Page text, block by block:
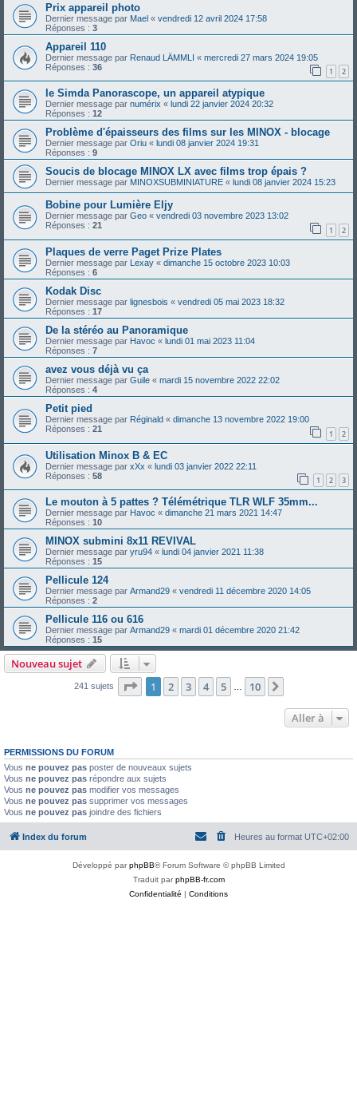
Prix appareil photo
Dernier message par Mael « vendredi 12 avril 2024 17:58
Réponses : 3
Appareil 110
Dernier message par Renaud LÄMMLI « mercredi 27 mars 2024 19:05
Réponses : 36 1 2
le Simda Panorascope, un appareil atypique
Dernier message par numérix « lundi 22 janvier 2024 20:32
Réponses : 12
Problème d'épaisseurs des films sur les MINOX - blocage
Dernier message par Oriu « lundi 08 janvier 2024 19:31
Réponses : 9
Soucis de blocage MINOX LX avec films trop épais ?
Dernier message par MINOXSUBMINIATURE « lundi 08 janvier 2024 15:23
Bobine pour Lumière Eljy
Dernier message par Geo « vendredi 03 novembre 2023 13:02
Réponses : 21 1 2
Plaques de verre Paget Prize Plates
Dernier message par Lexay « dimanche 15 octobre 2023 10:03
Réponses : 6
Kodak Disc
Dernier message par lignesbois « vendredi 05 mai 2023 18:32
Réponses : 17
De la stéréo au Panoramique
Dernier message par Havoc « lundi 01 mai 2023 11:04
Réponses : 7
avez vous déjà vu ça
Dernier message par Guile « mardi 15 novembre 2022 22:02
Réponses : 4
Petit pied
Dernier message par Réginald « dimanche 13 novembre 2022 19:00
Réponses : 21 1 2
Utilisation Minox B & EC
Dernier message par xXx « lundi 03 janvier 2022 22:11
Réponses : 58 1 2 3
Le mouton à 5 pattes ? Télémétrique TLR WLF 35mm...
Dernier message par Havoc « dimanche 21 mars 2021 14:47
Réponses : 10
MINOX submini 8x11 REVIVAL
Dernier message par yru94 « lundi 04 janvier 2021 11:38
Réponses : 15
Pellicule 124
Dernier message par Armand29 « vendredi 11 décembre 2020 14:05
Réponses : 2
Pellicule 116 ou 616
Dernier message par Armand29 « mardi 01 décembre 2020 21:42
Réponses : 15
Nouveau sujet
241 sujets Page 1sur10
1 2 3 4 5 … 10
Aller à
PERMISSIONS DU FORUM
Vous ne pouvez pas poster de nouveaux sujets
Vous ne pouvez pas répondre aux sujets
Vous ne pouvez pas modifier vos messages
Vous ne pouvez pas supprimer vos messages
Vous ne pouvez pas joindre des fichiers
Index du forum Heures au format UTC+02:00
Développé parphpBB® Forum Software © phpBB Limited
Traduit parphpBB-fr.com
Confidentialité | Conditions